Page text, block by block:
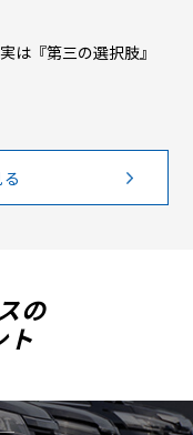
は『第三の選択肢』
の
ト